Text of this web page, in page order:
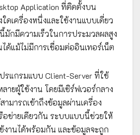
Application ที่ติดตั้งบน
ดเครื่องหนึ่งและใช้งานแบบเดี่ยว
มักมีความเร็วในการประมวลผลสูง
ด้แม้ไม่มีการเชื่อมต่ออินเทอร์เน็ต
รแกรมแบบ Client-Server ที่ใช้
ยผู้ใช้งาน โดยมีเซิร์ฟเวอร์กลาง
ามารถเข้าถึงข้อมูลผ่านเครื่อง
อข่ายเดียวกัน ระบบแบบนี้ช่วยให้
งานได้พร้อมกัน และข้อมูลจะถูก